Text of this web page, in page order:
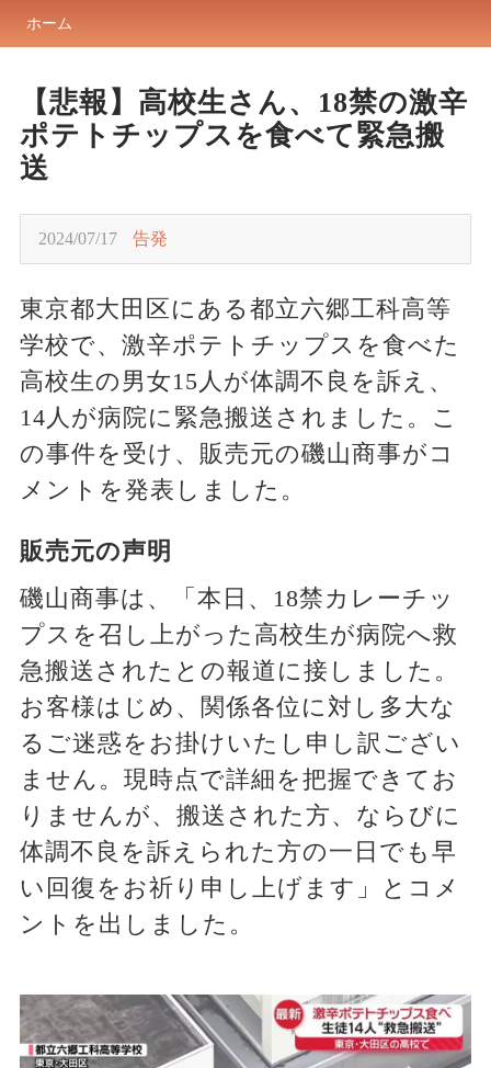
ホーム
【悲報】高校生さん、18禁の激辛
ポテトチップスを食べて緊急搬
送
2024/07/17 告発
東京都大田区にある都立六郷工科高等
学校で、激辛ポテトチップスを食べた
高校生の男女15人が体調不良を訴え、
14人が病院に緊急搬送されました。こ
の事件を受け、販売元の磯山商事がコ
メントを発表しました。
販売元の声明
磯山商事は、「本日、18禁カレーチッ
プスを召し上がった高校生が病院へ救
急搬送されたとの報道に接しました。
お客様はじめ、関係各位に対し多大な
るご迷惑をお掛けいたし申し訳ござい
ません。現時点で詳細を把握できてお
りませんが、搬送された方、ならびに
体調不良を訴えられた方の一日でも早
い回復をお祈り申し上げます」とコメ
ントを出しました。